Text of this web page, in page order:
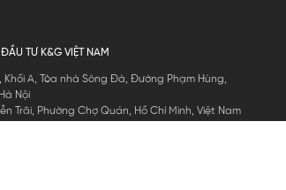
TƯ K&G VIỆT NAM
Khối A, Tòa nhà Sông Đà, Đường Phạm Hùng,
Nội
Trãi, Phường Chợ Quán, Hồ Chí Minh, Việt Nam